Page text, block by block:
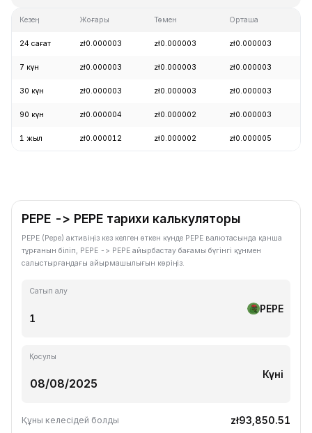
Кезең Жоғары Төмен Орташа
24 сағат zł0.000003 zł0.000003 zł0.000003
7 күн zł0.000003 zł0.000003 zł0.000003
30 күн zł0.000003 zł0.000003 zł0.000003
90 күн zł0.000004 zł0.000002 zł0.000003
1 жыл zł0.000012 zł0.000002 zł0.000005
PEPE -> PEPE тарихи калькуляторы
PEPE (Pepe) активіңіз кез келген өткен күнде PEPE валютасында қанша
тұрғанын біліп, PEPE -> PEPE айырбастау бағамы бүгінгі құнмен
салыстырғандағы айырмашылығын көріңіз.
Сатып алу
PEPE
Қосулы
Күні
Құны келесідей болды zł93,850.51